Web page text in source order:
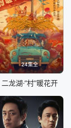
24集全
二龙湖·“村”暖花开